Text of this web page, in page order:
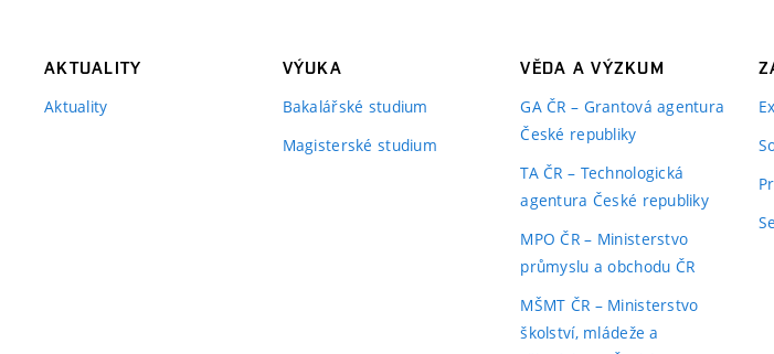
AKTUALITY
Aktuality
VÝUKA
Bakalářské studium
Magisterské studium
VĚDA A VÝZKUM
GA ČR – Grantová agentura
České republiky
TA ČR – Technologická
agentura České republiky
MPO ČR – Ministerstvo
průmyslu a obchodu ČR
MŠMT ČR – Ministerstvo
školství, mládeže a